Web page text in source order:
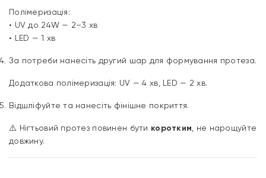
Полімеризація:
• UV до 24W — 2–3 хв
• LED — 1 хв
За потреби нанесіть другий шар для формування протеза.
Додаткова полімеризація: UV — 4 хв, LED — 2 хв.
Відшліфуйте та нанесіть фінішне покриття.
⚠️ Нігтьовий протез повинен бути коротким , не нарощуйте
довжину.